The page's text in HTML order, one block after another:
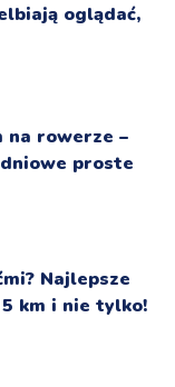
oglądać,
na rowerze –
proste
Najlepsze
km i nie tylko!